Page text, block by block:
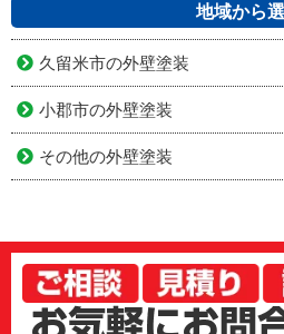
地域から
久留米市の外壁塗装
小郡市の外壁塗装
その他の外壁塗装